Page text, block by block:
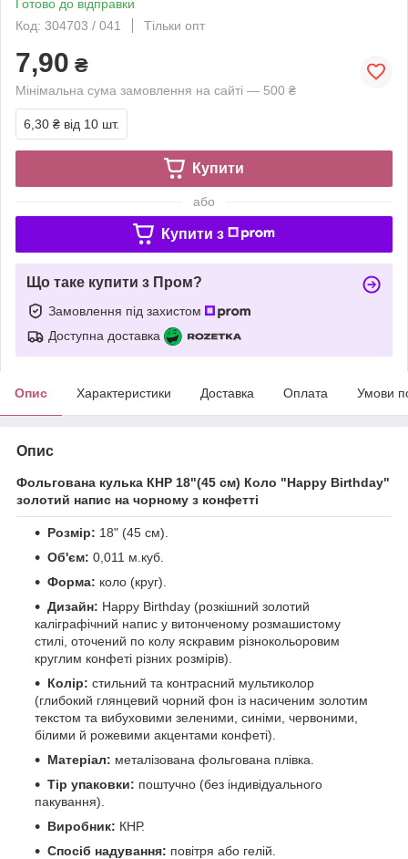
Готово до відправки
Код: 304703 / 041
Тільки опт
7,90 ₴
Мінімальна сума замовлення на сайті — 500 ₴
6,30 ₴ від 10 шт.
Купити
або
Купити з
Що таке купити з Пром?
Замовлення під захистом
Доступна доставка
Опис Характеристики Доставка Оплата Умови
Опис
Фольгована кулька КНР 18"(45 см) Коло "Happy Birthday"
золотий напис на чорному з конфетті
Розмір: 18" (45 см).
Об'єм: 0,011 м.куб.
Форма: коло (круг).
Дизайн: Happy Birthday (розкішний золотий
каліграфічний напис у витонченому розмашистому
стилі, оточений по колу яскравим різнокольоровим
круглим конфеті різних розмірів).
Колір: стильний та контрасний мультиколор
(глибокий глянцевий чорний фон із насиченим золотим
текстом та вибуховими зеленими, синіми, червоними,
білими й рожевими акцентами конфеті).
Матеріал: металізована фольгована плівка.
Tip упаковки: поштучно (без індивідуального
пакування).
Виробник: КНР.
Спосіб надування: повітря або гелій.